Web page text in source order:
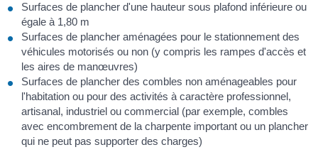
Surfaces de plancher d'une hauteur sous plafond inférieure ou
égale à 1,80 m
Surfaces de plancher aménagées pour le stationnement des
véhicules motorisés ou non (y compris les rampes d'accès et
les aires de manœuvres)
Surfaces de plancher des combles non aménageables pour
l'habitation ou pour des activités à caractère professionnel,
artisanal, industriel ou commercial (par exemple, combles
avec encombrement de la charpente important ou un plancher
qui ne peut pas supporter des charges)